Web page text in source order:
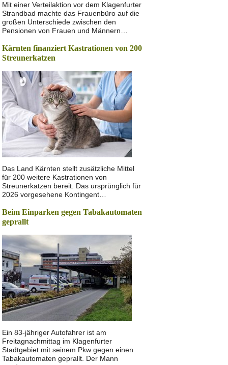
Mit einer Verteilaktion vor dem Klagenfurter
Strandbad machte das Frauenbüro auf die
großen Unterschiede zwischen den
Pensionen von Frauen und Männern…
Kärnten finanziert Kastrationen von 200
Streunerkatzen
Das Land Kärnten stellt zusätzliche Mittel
für 200 weitere Kastrationen von
Streunerkatzen bereit. Das ursprünglich für
2026 vorgesehene Kontingent…
Beim Einparken gegen Tabakautomaten
geprallt
Ein 83-jähriger Autofahrer ist am
Freitagnachmittag im Klagenfurter
Stadtgebiet mit seinem Pkw gegen einen
Tabakautomaten geprallt. Der Mann